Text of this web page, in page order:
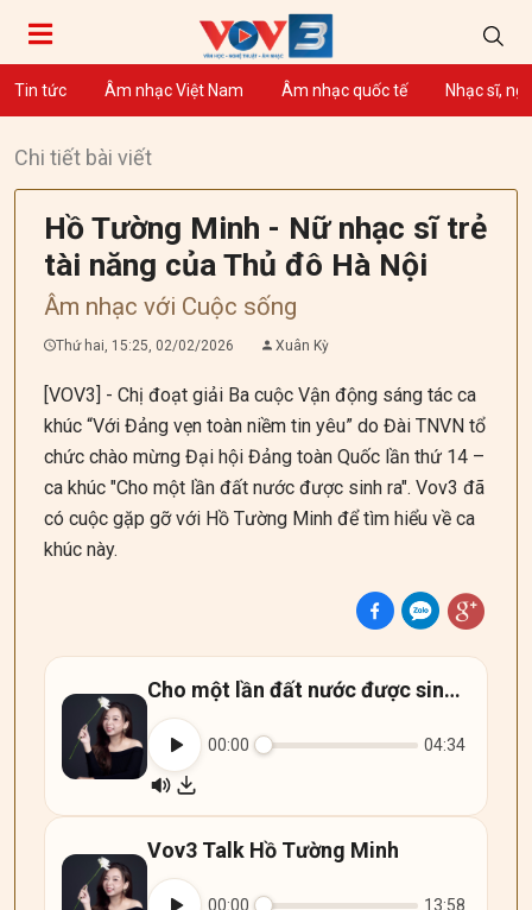
Tin tức Âm nhạc Việt Nam Âm nhạc quốc tế Nhạc sĩ,
Chi tiết bài viết
Hồ Tường Minh - Nữ nhạc sĩ trẻ
tài năng của Thủ đô Hà Nội
Âm nhạc với Cuộc sống
Thứ hai, 15:25, 02/02/2026 Xuân Kỳ
[VOV3] - Chị đoạt giải Ba cuộc Vận động sáng tác ca
khúc “Với Đảng vẹn toàn niềm tin yêu” do Đài TNVN tổ
chức chào mừng Đại hội Đảng toàn Quốc lần thứ 14 –
ca khúc "Cho một lần đất nước được sinh ra". Vov3 đã
có cuộc gặp gỡ với Hồ Tường Minh để tìm hiểu về ca
khúc này.
Cho một lần đất nước được sinh ra - Hồ Tường Minh
00:00 04:34
Vov3 Talk Hồ Tường Minh
00:00 13:58